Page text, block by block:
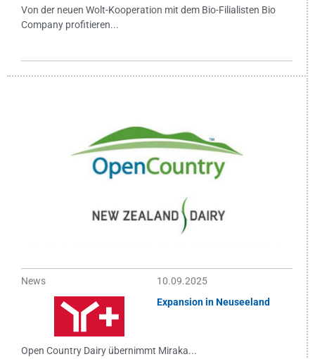
Von der neuen Wolt-Kooperation mit dem Bio-Filialisten Bio
Company profitieren...
News
10.09.2025
Expansion in Neuseeland
Open Country Dairy übernimmt Miraka...